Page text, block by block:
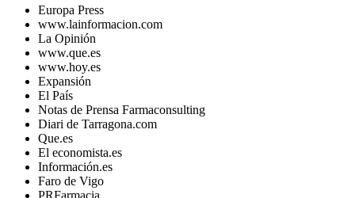
Europa Press
www.lainformacion.com
La Opinión
www.que.es
www.hoy.es
Expansión
El País
Notas de Prensa Farmaconsulting
Diari de Tarragona.com
Que.es
El economista.es
Información.es
Faro de Vigo
PRFarmacia